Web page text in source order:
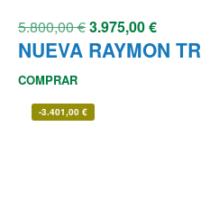
5.800,00€3.975,00€
NUEVA RAYMON
COMPRAR
-3.401,00 €